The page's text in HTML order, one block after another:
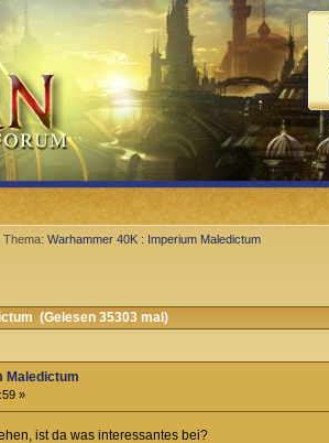
Thema: Warhammer 40K : Imperium Maledictum
(Gelesen 35303 mal)
Maledictum
»
ist da was interessantes bei?